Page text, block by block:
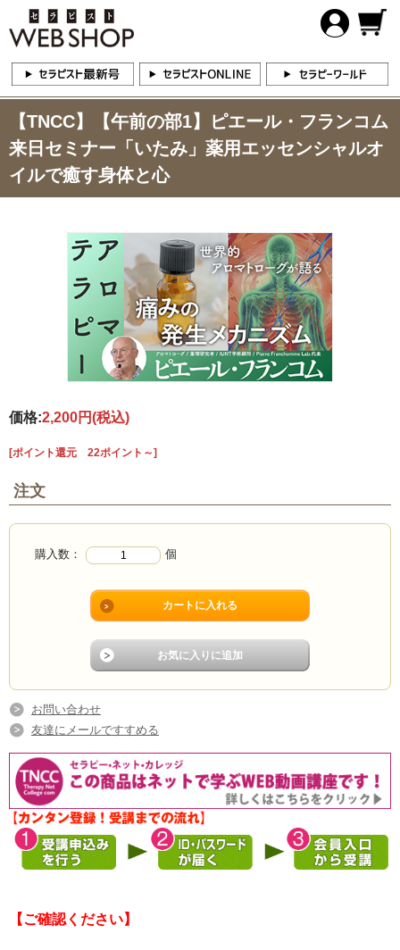
【TNCC】【午前の部1】ピエール・フランコム
来日セミナー「いたみ」薬用エッセンシャルオ
イルで癒す身体と心
価格:2,200円(税込)
[ポイント還元 22ポイント～]
注文
購入数： 個
お問い合わせ
友達にメールですすめる
【ご確認ください】